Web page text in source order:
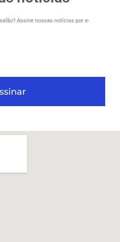
Assine nossas notícias por e-